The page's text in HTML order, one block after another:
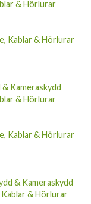
& Hörlurar
Kablar & Hörlurar
Kameraskydd
& Hörlurar
Kablar & Hörlurar
& Kameraskydd
& Hörlurar